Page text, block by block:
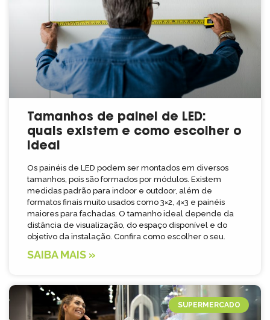
Tamanhos de painel de LED:
quais existem e como escolher o
ideal
Os painéis de LED podem ser montados em diversos
tamanhos, pois são formados por módulos. Existem
medidas padrão para indoor e outdoor, além de
formatos finais muito usados como 3×2, 4×3 e painéis
maiores para fachadas. O tamanho ideal depende da
distância de visualização, do espaço disponível e do
objetivo da instalação. Confira como escolher o seu.
SAIBA MAIS »
SUPERMERCADO